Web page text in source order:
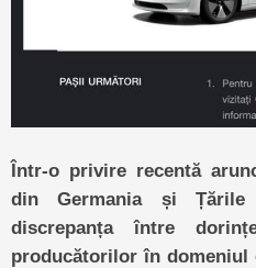
Într-o privire recentă
din Germania și
discrepanța între
producătorilor în